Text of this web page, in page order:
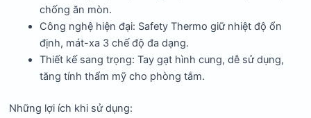
chống ăn mòn.
Công nghệ hiện đại: Safety Thermo giữ nhiệt độ ổn
định, mát-xa 3 chế độ đa dạng.
Thiết kế sang trọng: Tay gạt hình cung, dễ sử dụng,
tăng tính thẩm mỹ cho phòng tắm.
Những lợi ích khi sử dụng: